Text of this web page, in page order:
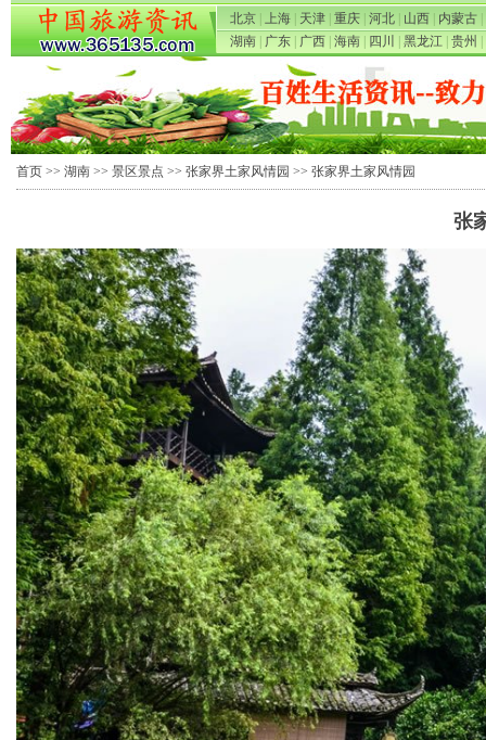
北京 上海 天津 重庆 河北 山西 内蒙古
湖南
广东 广西 海南 四川 黑龙江 贵州
首页 >> 湖南 >> 景区景点 >> 张家界土家风情园 >> 张家界土家风情园
张